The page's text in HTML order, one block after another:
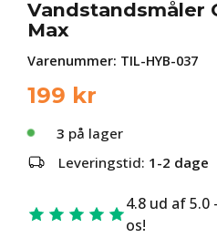
Vandstandsmåler
Max
Varenummer: TIL-HYB-037
199 kr
3 på lager
Leveringstid: 1-2 dage
4.8 ud af 5.0
os!